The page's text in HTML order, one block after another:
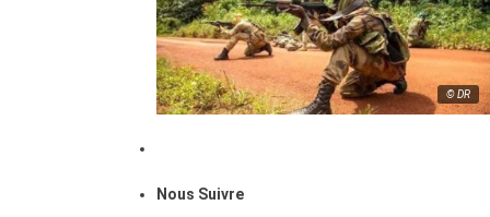
© DR
Nous Suivre